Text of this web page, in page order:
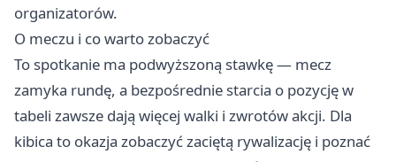
organizatorów.
O meczu i co warto zobaczyć
To spotkanie ma podwyższoną stawkę — mecz
zamyka rundę, a bezpośrednie starcia o pozycję w
tabeli zawsze dają więcej walki i zwrotów akcji. Dla
kibica to okazja zobaczyć zaciętą rywalizację i poznać